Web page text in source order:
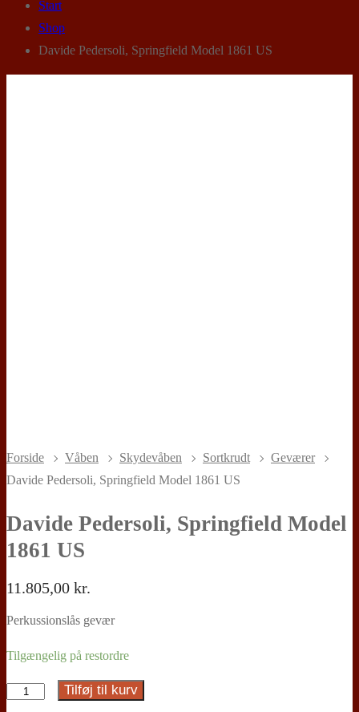
Start
Shop
Davide Pedersoli, Springfield Model 1861 US
Forside Våben Skydevåben Sortkrudt
Geværer
Davide Pedersoli, Springfield Model 1861 US
Davide Pedersoli, Springfield Model
1861 US
11.805,00 kr.
Perkussionslås gevær
Tilgængelig på restordre
Davide
Tilføj til kurv